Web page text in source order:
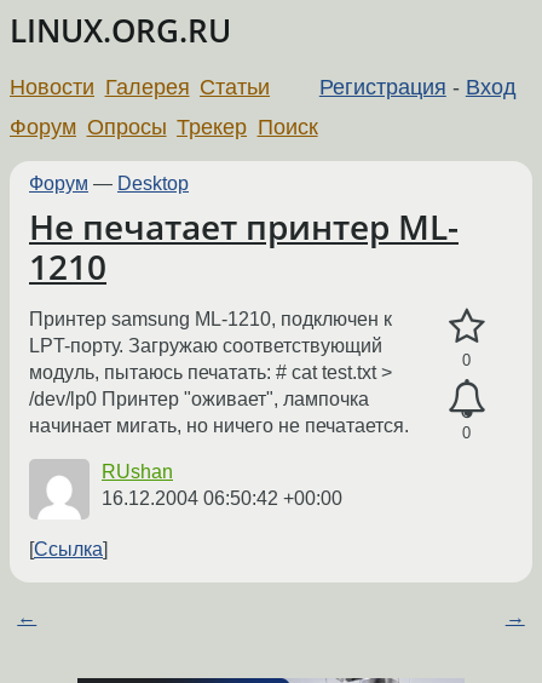
LINUX.ORG.RU
Регистрация - Вход
Новости Галерея Статьи
Форум Опросы Трекер Поиск
Форум — Desktop
Не печатает принтер ML-
1210
0
0
Принтер samsung ML-1210, подключен к
LPT-порту. Загружаю соответствующий
модуль, пытаюсь печатать: # cat test.txt >
/dev/lp0 Принтер "оживает", лампочка
начинает мигать, но ничего не печатается.
RUshan
16.12.2004 06:50:42 +00:00
Ссылка
← →